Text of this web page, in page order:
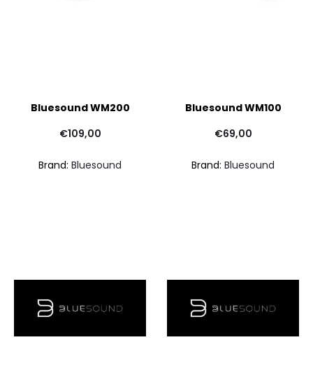
Bluesound WM200
€109,00
Brand: Bluesound
Bluesound WM100
€69,00
Brand: Bluesound